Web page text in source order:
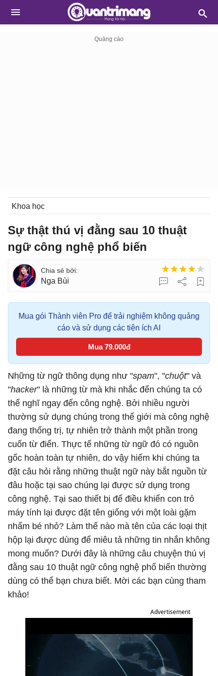
Khoa học
Sự thật thú vị đằng sau 10 thuật
ngữ công nghệ phổ biến
Nga Bùi
Mua gói Thành viên Pro để trải nghiệm không quảng
cáo và sử dụng các tiện ích AI
Mua 79.000đ
Những từ ngữ thông dụng như "spam", "chuột" và
"hacker" là những từ mà khi nhắc đến chúng ta có
thể nghĩ ngay đến công nghệ. Bởi nhiều người
thường sử dụng chúng trong thế giới mà công nghệ
đang thống trị, tự nhiên trở thành một phần trong
cuốn từ điển. Thực tế những từ ngữ đó có nguồn
gốc hoàn toàn tự nhiên, do vậy hiếm khi chúng ta
đặt câu hỏi rằng những thuật ngữ này bắt nguồn từ
đâu hoặc tại sao chúng lại được sử dụng trong
công nghệ. Tại sao thiết bị để điều khiển con trỏ
máy tính lại được đặt tên giống với một loài gặm
nhấm bé nhỏ? Làm thế nào mà tên của các loại thịt
hộp lại được dùng để miêu tả những tin nhắn không
mong muốn? Dưới đây là những câu chuyện thú vị
đằng sau 10 thuật ngữ công nghệ phổ biến thường
dùng có thể bạn chưa biết. Mời các bạn cùng tham
khảo!
Advertisement